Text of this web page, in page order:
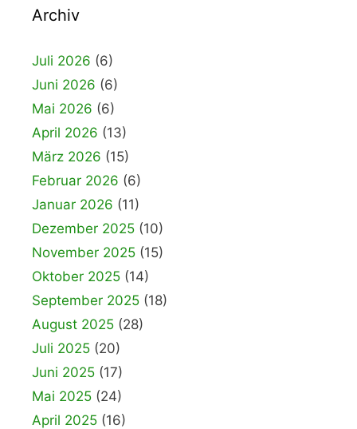
Archiv
Juli 2026 (6)
Juni 2026 (6)
Mai 2026 (6)
April 2026 (13)
März 2026 (15)
Februar 2026 (6)
Januar 2026 (11)
Dezember 2025 (10)
November 2025 (15)
Oktober 2025 (14)
September 2025 (18)
August 2025 (28)
Juli 2025 (20)
Juni 2025 (17)
Mai 2025 (24)
April 2025 (16)